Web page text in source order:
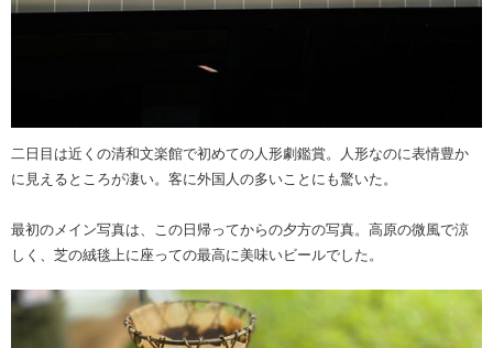
二日目は近くの清和文楽館で初めての人形劇鑑賞。人形なのに表情豊か
に見えるところが凄い。客に外国人の多いことにも驚いた。
最初のメイン写真は、この日帰ってからの夕方の写真。高原の微風で涼
しく、芝の絨毯上に座っての最高に美味いビールでした。